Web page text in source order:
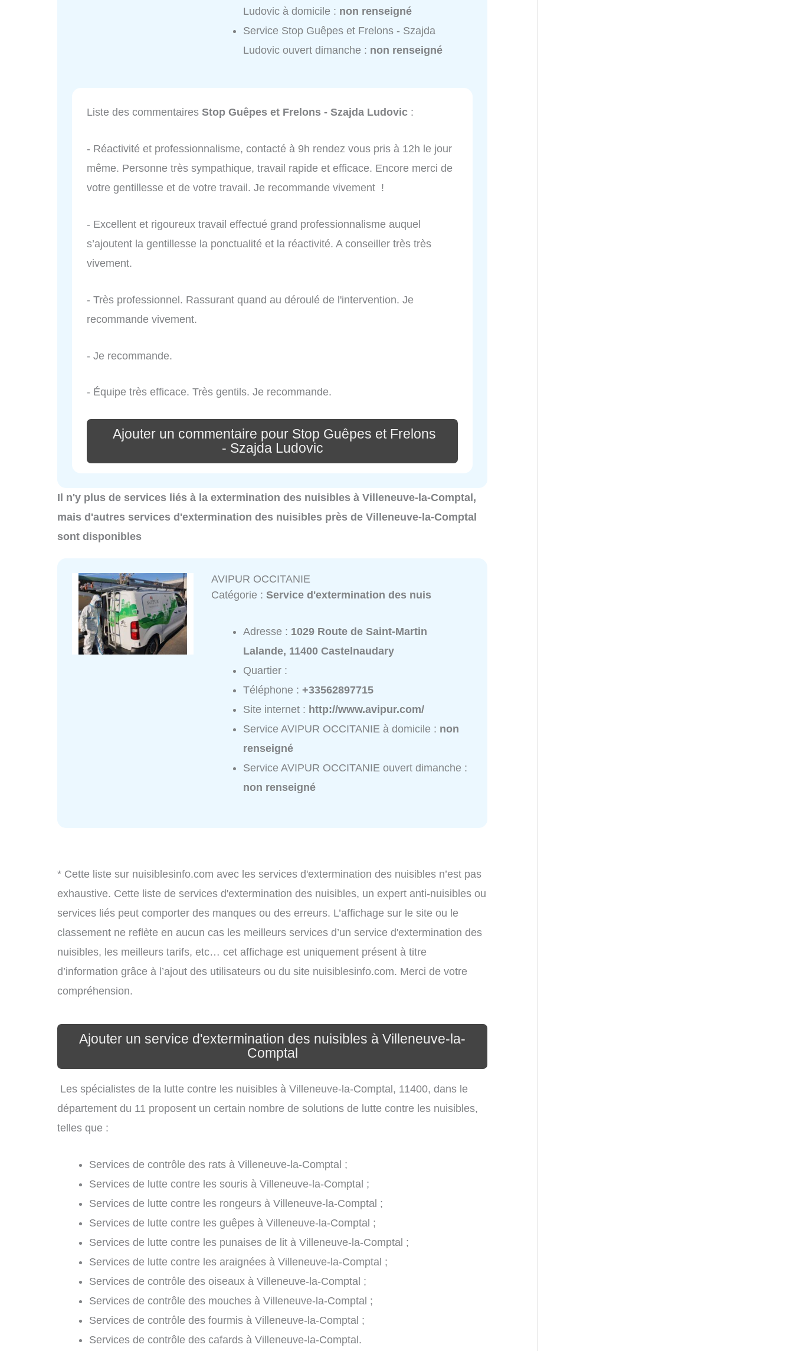
Ludovic à domicile : non renseigné
Service Stop Guêpes et Frelons - Szajda
Ludovic ouvert dimanche : non renseigné
Liste des commentaires Stop Guêpes et Frelons - Szajda Ludovic :
- Réactivité et professionnalisme, contacté à 9h rendez vous pris à 12h le jour
même. Personne très sympathique, travail rapide et efficace. Encore merci de
votre gentillesse et de votre travail. Je recommande vivement !
- Excellent et rigoureux travail effectué grand professionnalisme auquel
s’ajoutent la gentillesse la ponctualité et la réactivité. A conseiller très très
vivement.
- Très professionnel. Rassurant quand au déroulé de l'intervention. Je
recommande vivement.
- Je recommande.
- Équipe très efficace. Très gentils. Je recommande.
Ajouter un commentaire pour Stop Guêpes et Frelons
- Szajda Ludovic
Il n'y plus de services liés à la extermination des nuisibles à Villeneuve-la-Comptal,
mais d'autres services d'extermination des nuisibles près de Villeneuve-la-Comptal
sont disponibles
AVIPUR OCCITANIE
Catégorie :Service d'extermination des nuis
Adresse : 1029 Route de Saint-Martin
Lalande, 11400 Castelnaudary
Quartier :
Téléphone :+33562897715
Site internet : http://www.avipur.com/
Service AVIPUR OCCITANIE à domicile : non
renseigné
Service AVIPUR OCCITANIE ouvert dimanche :
non renseigné
* Cette liste sur nuisiblesinfo.com avec les services d'extermination des nuisibles n’est pas
exhaustive. Cette liste de services d'extermination des nuisibles, un expert anti-nuisibles ou
services liés peut comporter des manques ou des erreurs. L’affichage sur le site ou le
classement ne reflète en aucun cas les meilleurs services d’un service d'extermination des
nuisibles, les meilleurs tarifs, etc… cet affichage est uniquement présent à titre
d’information grâce à l’ajout des utilisateurs ou du site nuisiblesinfo.com. Merci de votre
compréhension.
Ajouter un service d'extermination des nuisibles à Villeneuve-la-
Comptal
Les spécialistes de la lutte contre les nuisibles à Villeneuve-la-Comptal, 11400, dans le
département du 11 proposent un certain nombre de solutions de lutte contre les nuisibles,
telles que :
Services de contrôle des rats à Villeneuve-la-Comptal ;
Services de lutte contre les souris à Villeneuve-la-Comptal ;
Services de lutte contre les rongeurs à Villeneuve-la-Comptal ;
Services de lutte contre les guêpes à Villeneuve-la-Comptal ;
Services de lutte contre les punaises de lit à Villeneuve-la-Comptal ;
Services de lutte contre les araignées à Villeneuve-la-Comptal ;
Services de contrôle des oiseaux à Villeneuve-la-Comptal ;
Services de contrôle des mouches à Villeneuve-la-Comptal ;
Services de contrôle des fourmis à Villeneuve-la-Comptal ;
Services de contrôle des cafards à Villeneuve-la-Comptal.